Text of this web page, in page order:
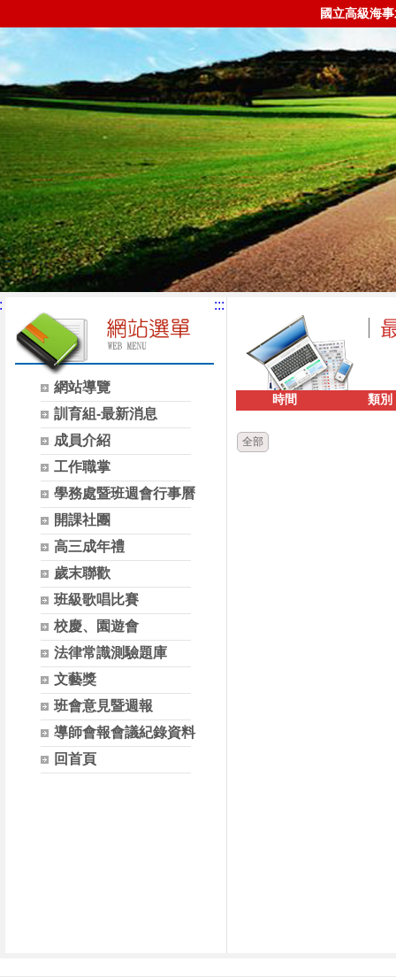
國立高級海
網站導覽
訓育組-最新消息
成員介紹
工作職掌
學務處暨班週會行事曆
開課社團
高三成年禮
歲末聯歡
班級歌唱比賽
校慶、園遊會
法律常識測驗題庫
文藝獎
班會意見暨週報
導師會報會議紀錄資料
回首頁
:::
時間 類別
全部